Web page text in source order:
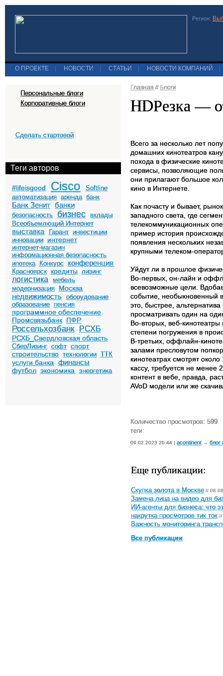
Регион:
О ПРОЕКТЕ НОВОСТИ СТАТЬИ НОВОСТИ КОМПАНИЙ
Персональные блоги
Корпоративные блоги
Сделать стартовой
Теги авторов
#lifeisgood Cisco
Softline
автоматизация аренда банк
Банк Зенит банки
безопасность бизнес
вклады
Всеобъемлющий Интернет
выставка Гарант инвестиции
инновации
интернет
интернет-магазин
информационная безопасность
ипотека
Конкурс конференция
Красноярск кредиты лизинг
логистика
мебель
модернизация
Москва
недвижимость оборудование
образование пенсия
программное обеспечение
Промсвязьбанк ПФР
Россельхозбанк РСХБ
РСХБ_Свердловская область
СберЛизинг софт спорт
строительство технологии ТТК
услуги банка финансы
футбол экономика энергетика
Главная // Блоги
HDРезка —
Всего за несколько лет
домашних кинотеатров
похода в физические
сервисы, позволяющие
они прилагают большое
кино в Интернете.
Как почасту и бывает,
западного света, где
телекоммуникационных
пример история
появления нескольких
крупными телеком-
Уйдут ли в прошлое
Во-первых, он-лайн и
всевозможные цели.
событие, необыкновенный
это, быстрее,
просматривать один на
Во-вторых, веб-
степени погружения в
В-третьих, оффлайн-
залами пресловутом
кинотеатрах смотрят
кассу, требуется не менее
контент в вебе, правда,
AVoD модели или же
Количество просмотров: 599
теги:
09.02.2023 20:44 | acontinent → блог
Еще публикации:
Скупка золота в Москве //
Замена лица на видео для
ИИ-агенты для бизнеса: что
накрутка просмотров тик ток //
Важность мониторинга
Все публикации